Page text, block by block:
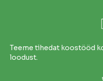
Teeme tihedat koostööd
loodust.